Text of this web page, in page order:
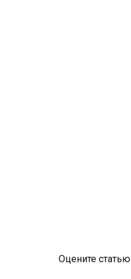
Оцените статью